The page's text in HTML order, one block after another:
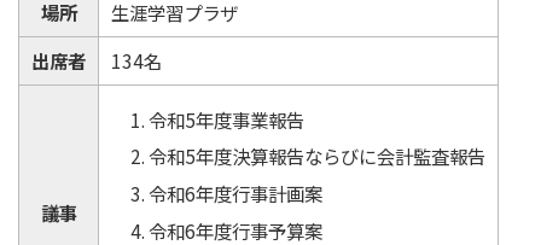
場所
生涯学習プラザ
出席者
134名
議事
令和5年度事業報告
令和5年度決算報告ならびに会計監査報告
令和6年度行事計画案
令和6年度行事予算案